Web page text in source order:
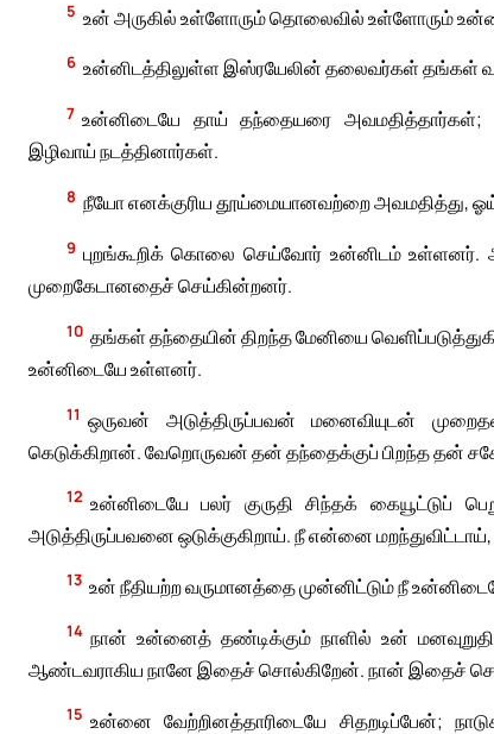
5 உன் அருகில் உள்ளோரும் தொலைவில் உள்ளோரும்
6 உன்னிடத்திலுள்ள இஸ்ரயேலின் தலைவர்கள் தங்கள்
7 உன்னிடையே தாய் தந்தையரை அவமதித்தார்கள்;
இழிவாய் நடத்தினார்கள்.
8 நீயோ எனக்குரிய தூய்மையானவற்றை அவமதித்து,
9 புறங்கூறிக் கொலை செய்வோர் உன்னிடம்
முறைகேடானதைச் செய்கின்றனர்.
10 தங்கள் தந்தையின் திறந்த மேனியை
உன்னிடையே உள்ளனர்.
11 ஒருவன் அடுத்திருப்பவன் மனைவியுடன்
கெடுக்கிறான். வேறொருவன் தன் தந்தைக்குப் பிறந்த தன்
12 உன்னிடையே பலர் குருதி சிந்தக் கையூட்டுப்
அடுத்திருப்பவனை ஒடுக்குகிறாய். நீ என்னை
13 உன் நீதியற்ற வருமானத்தை முன்னிட்டும் நீ
14 நான் உன்னைத் தண்டிக்கும் நாளில் உன்
ஆண்டவராகிய நானே இதைச் சொல்கிறேன். நான் இதைச்
15 உன்னை வேற்றினத்தாரிடையே சிதறடிப்பேன்;